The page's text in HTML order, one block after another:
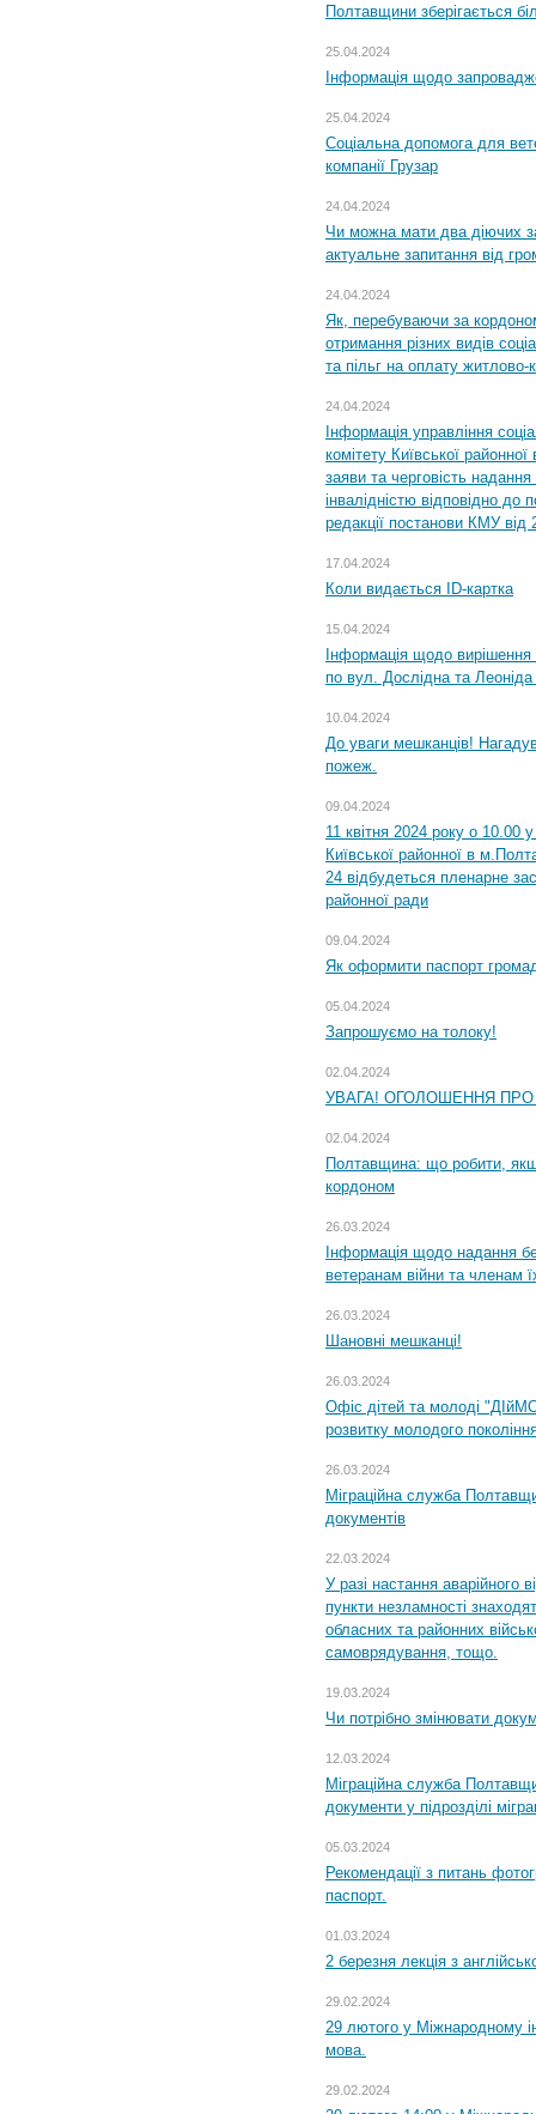
Полтавщини зберігається
25.04.2024
Інформація щодо
25.04.2024
Соціальна допомога для
компанії Грузар
24.04.2024
Чи можна мати два діючих
актуальне запитання від
24.04.2024
Як, перебуваючи за
отримання різних видів
та пільг на оплату
24.04.2024
Інформація управління
комітету Київської
заяви та черговість надання
інвалідністю відповідно
редакції постанови КМУ
17.04.2024
Коли видається ID-картка
15.04.2024
Інформація щодо
по вул. Дослідна та Леоніда
10.04.2024
До уваги мешканців!
пожеж.
09.04.2024
11 квітня 2024 року о 10.00
Київської районної в
24 відбудеться пленарне
районної ради
09.04.2024
Як оформити паспорт
05.04.2024
Запрошуємо на толоку!
02.04.2024
УВАГА! ОГОЛОШЕННЯ
02.04.2024
Полтавщина: що робити,
кордоном
26.03.2024
Інформація щодо надання
ветеранам війни та членам
26.03.2024
Шановні мешканці!
26.03.2024
Офіс дітей та молоді
розвитку молодого
26.03.2024
Міграційна служба
документів
22.03.2024
У разі настання аварійного
пункти незламності
обласних та районних
самоврядування, тощо.
19.03.2024
Чи потрібно змінювати
12.03.2024
Міграційна служба
документи у підрозділі
05.03.2024
Рекомендації з питань
паспорт.
01.03.2024
2 березня лекція з
29.02.2024
29 лютого у Міжнародному
мова.
29.02.2024